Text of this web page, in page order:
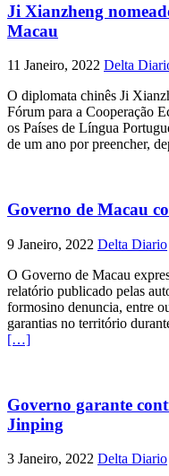
Ji Xianzheng
Macau
11 Janeiro, 2022 Delta
O diplomata chinês Ji
Fórum para a Cooperação
os Países de Língua
de um ano por preencher,
Governo de Macau
9 Janeiro, 2022 Delta Diario
O Governo de Macau
relatório publicado pelas
formosino denuncia, entre
garantias no território
[…]
Governo garante
Jinping
3 Janeiro, 2022 Delta Diario